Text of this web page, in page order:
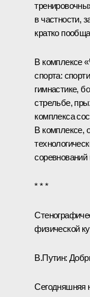
в частности,
кратко
В комплексе
спорта:
гимнастике,
стрельбе,
комплекса
В комплексе,
* * *
физической
В.Путин:
Сегодняшняя